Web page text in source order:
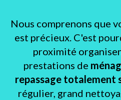
Nous comprenons que
est précieux. C'est
proximité
prestations de
repassage totalement
régulier, grand